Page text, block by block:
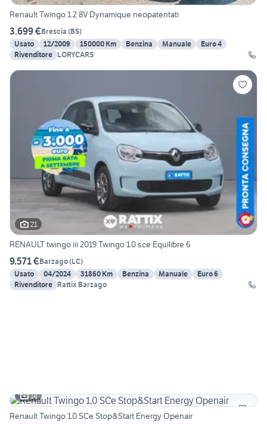
Renault Twingo 1.2 8V Dynamique neopatentati
3.699 €Brescia (BS)
Usato
12/2009 150000 Km Benzina Manuale
Euro 4
Rivenditore LORYCARS
21
RENAULT twingo iii 2019 Twingo 1.0 sce Equilibre 6
9.571 €Barzago(LC)
Usato
04/2024 31860 Km Benzina Manuale
Euro 6
Rivenditore Rattix Barzago
14
Renault Twingo 1.0 SCe Stop&Start Energy Openair